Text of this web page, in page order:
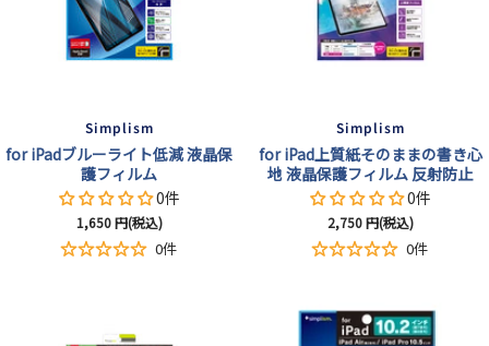
Simplism
for iPadブルーライト低減 液晶保
護フィルム
0件
セ
ー
1,650円(税込)
0件
Simplism
for iPad上質紙そのままの書き心
地 液晶保護フィルム 反射防止
0件
セ
ー
格
2,750円(税込)
0件